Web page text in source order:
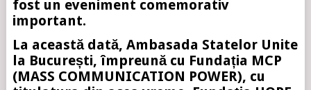
fost un eveniment comemorativ
important.
La această dată, Ambasada Statelor Unite
la București, împreună cu Fundația MCP
(MASS COMMUNICATION POWER), cu